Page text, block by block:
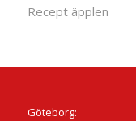
Recept äpplen
Göteborg: